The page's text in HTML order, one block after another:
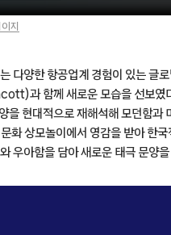
지
다양한 항공업계 경험이 있는 글
과 함께 새로운 모습을 선보였
을 현대적으로 재해석해 모던함과
화 상모놀이에서 영감을 받아 한국
우아함을 담아 새로운 태극 문양을